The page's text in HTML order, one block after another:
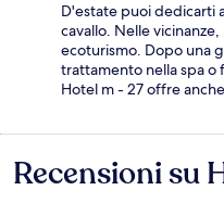
D'estate puoi dedicarti
cavallo. Nelle
ecoturismo. Dopo una
trattamento nella spa o
Hotel m - 27 offre
Recensioni
Recensioni su